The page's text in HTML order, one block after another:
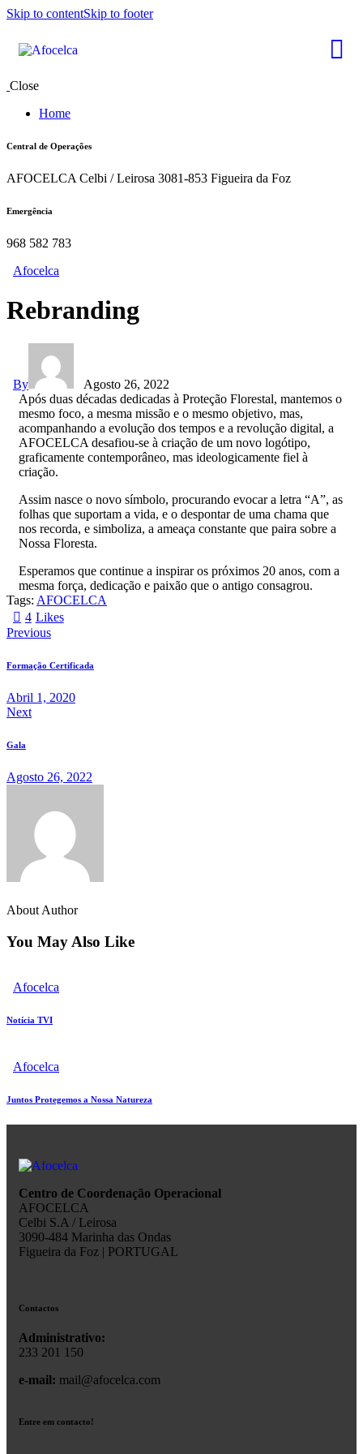
Skip to contentSkip to footer
Close
Home
Central de Operações
AFOCELCA Celbi / Leirosa 3081-853 Figueira da Foz
Emergência
968 582 783
Afocelca
Rebranding
By
Agosto 26, 2022
Após duas décadas dedicadas à Proteção Florestal, mantemos o
mesmo foco, a mesma missão e o mesmo objetivo, mas,
acompanhando a evolução dos tempos e a revolução digital, a
AFOCELCA desafiou-se à criação de um novo logótipo,
graficamente contemporâneo, mas ideologicamente fiel à
criação.
Assim nasce o novo símbolo, procurando evocar a letra “A”, as
folhas que suportam a vida, e o despontar de uma chama que
nos recorda, e simboliza, a ameaça constante que paira sobre a
Nossa Floresta.
Esperamos que continue a inspirar os próximos 20 anos, com a
mesma força, dedicação e paixão que o antigo consagrou.
Tags: AFOCELCA
4 Likes
Previous
Formação Certificada
Abril 1, 2020
Next
Gala
Agosto 26, 2022
About Author
You May Also Like
Afocelca
Notícia TVI
Afocelca
Juntos Protegemos a Nossa Natureza
Centro de Coordenação Operacional
AFOCELCA
Celbi S.A / Leirosa
3090-484 Marinha das Ondas
Figueira da Foz | PORTUGAL
Contactos
Administrativo:
233 201 150
e-mail: mail@afocelca.com
Entre em contacto!